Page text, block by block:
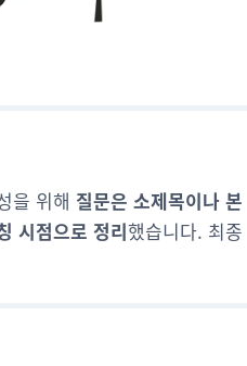
을 위해 질문은 소제목이나 본
시점으로 정리했습니다. 최종